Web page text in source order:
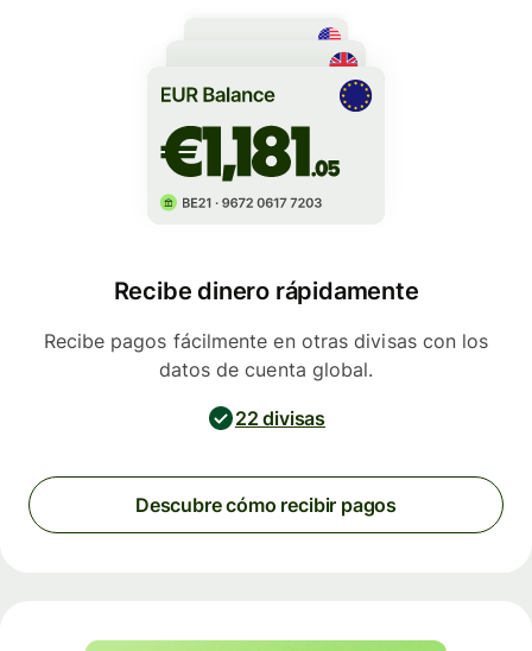
Recibe dinero rápidamente
Recibe pagos fácilmente en otras divisas con los
datos de cuenta global.
22 divisas
Descubre cómo recibir pagos